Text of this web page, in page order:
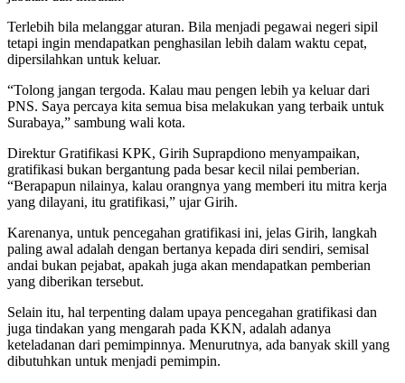
Terlebih bila melanggar aturan. Bila menjadi pegawai negeri sipil
tetapi ingin mendapatkan penghasilan lebih dalam waktu cepat,
dipersilahkan untuk keluar.
“Tolong jangan tergoda. Kalau mau pengen lebih ya keluar dari
PNS. Saya percaya kita semua bisa melakukan yang terbaik untuk
Surabaya,” sambung wali kota.
Direktur Gratifikasi KPK, Girih Suprapdiono menyampaikan,
gratifikasi bukan bergantung pada besar kecil nilai pemberian.
“Berapapun nilainya, kalau orangnya yang memberi itu mitra kerja
yang dilayani, itu gratifikasi,” ujar Girih.
Karenanya, untuk pencegahan gratifikasi ini, jelas Girih, langkah
paling awal adalah dengan bertanya kepada diri sendiri, semisal
andai bukan pejabat, apakah juga akan mendapatkan pemberian
yang diberikan tersebut.
Selain itu, hal terpenting dalam upaya pencegahan gratifikasi dan
juga tindakan yang mengarah pada KKN, adalah adanya
keteladanan dari pemimpinnya. Menurutnya, ada banyak skill yang
dibutuhkan untuk menjadi pemimpin.